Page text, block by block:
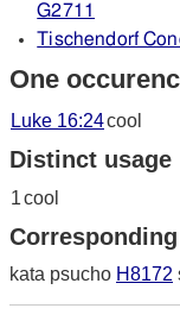
G2711
Tischendorf
One
Luke 16:24cool
Distinct usage
1cool
kata psucho H8172